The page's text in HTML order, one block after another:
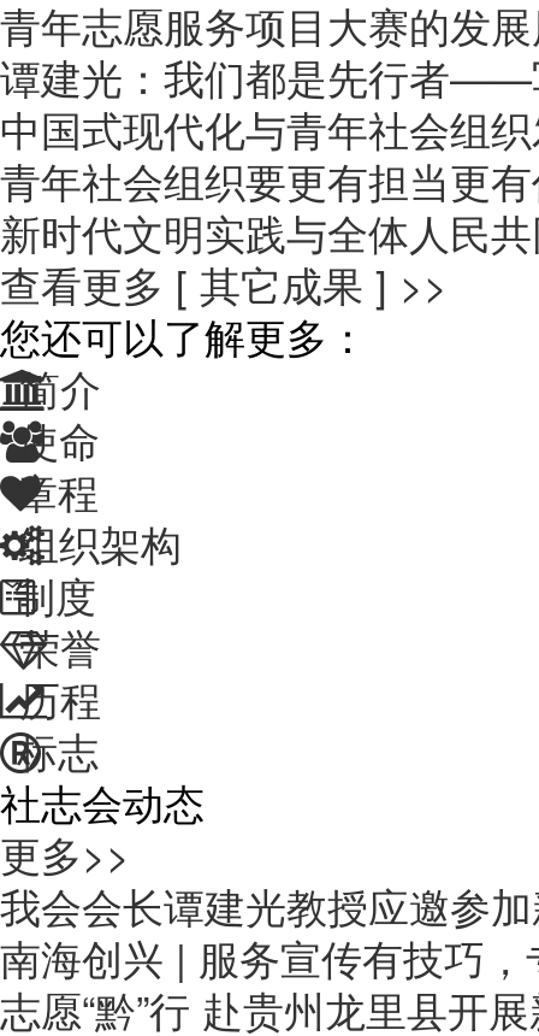
青年志愿服务项目大赛的发
谭建光：我们都是先行者——
中国式现代化与青年社会组
青年社会组织要更有担当更
新时代文明实践与全体人民
查看更多 [ 其它成果 ] >>
您还可以了解更多：
简介
使命
章程
组织架构
制度
荣誉
历程
标志
社志会动态
更多>>
我会会长谭建光教授应邀参
南海创兴 | 服务宣传有技巧
志愿“黔”行 赴贵州龙里县开